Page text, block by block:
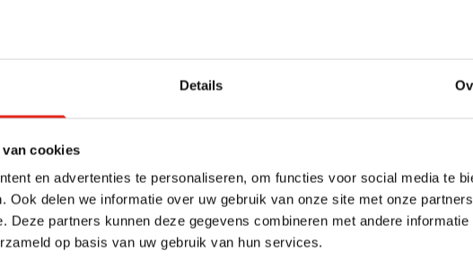
Details
cookies
en advertenties te personaliseren, om functies voor social media te
Ook delen we informatie over uw gebruik van onze site met onze
Deze partners kunnen deze gegevens combineren met andere informatie
op basis van uw gebruik van hun services.